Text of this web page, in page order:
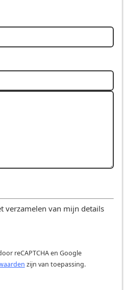
verzamelen van mijn details
reCAPTCHA en Google
zijn van toepassing.